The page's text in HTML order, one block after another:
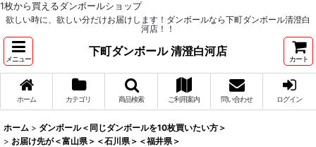
1枚から買えるダンボールショップ
欲しい時に、欲しい分だけお届けします！ダンボールなら下町ダンボール清澄白
河店！！
メニュー
下町ダンボール 清澄白河店
カート
ホーム カテゴリ 商品検索 ご利用案内 問い合わせ ログイン
ホーム > ダンボール＜同じダンボールを10枚買いたい方＞
> お届け先が＜富山県＞＜石川県＞＜福井県＞